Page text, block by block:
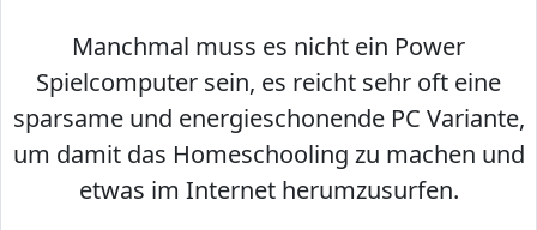
Manchmal muss es nicht ein Power
Spielcomputer sein, es reicht sehr oft eine
sparsame und energieschonende PC Variante,
um damit das Homeschooling zu machen und
etwas im Internet herumzusurfen.